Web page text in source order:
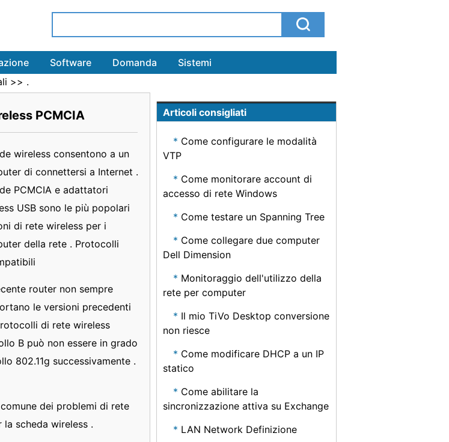
Software Domanda
Sistemi
>> .
PCMCIA
wireless consentono a un
di connettersi a Internet .
PCMCIA e adattatori
USB sono le più popolari
di rete wireless per i
della rete . Protocolli
router non sempre
le versioni precedenti
di rete wireless
B può non essere in grado
802.11g successivamente .
dei problemi di rete
scheda wireless .
Articoli consigliati
Come configurare le modalità
VTP
Come monitorare account di
accesso di rete Windows
Come testare un Spanning Tree
Come collegare due computer
Dell Dimension
Monitoraggio dell'utilizzo della
rete per computer
Il mio TiVo Desktop conversione
non riesce
Come modificare DHCP a un IP
statico
Come abilitare la
sincronizzazione attiva su Exchange
LAN Network Definizione